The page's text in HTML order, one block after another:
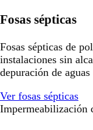
Fosas sépticas
Fosas sépticas de
instalaciones sin
depuración de
Ver fosas sépticas
Impermeabilización